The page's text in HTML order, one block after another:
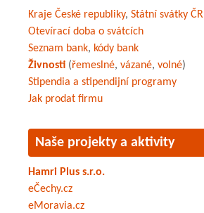
Kraje České republiky, Státní svátky ČR
Otevírací doba o svátcích
Seznam bank, kódy bank
Živnosti (řemeslné, vázané, volné)
Stipendia a stipendijní programy
Jak prodat firmu
Naše projekty a aktivity
Hamri Plus s.r.o.
eČechy.cz
eMoravia.cz